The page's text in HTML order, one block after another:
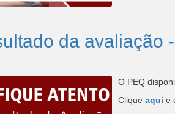
da avaliação
O PEQ
Clique aqui e